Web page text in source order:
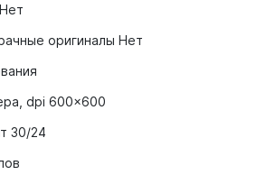
оригиналы Нет
dpi 600x600
30/24